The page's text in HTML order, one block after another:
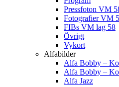
Pressfoton VM
Fotografier VM
FIBs VM lag 58
Övrigt
Vykort
Alfabilder
Alfa Bobby –
Alfa Bobby –
Alfa Jazz